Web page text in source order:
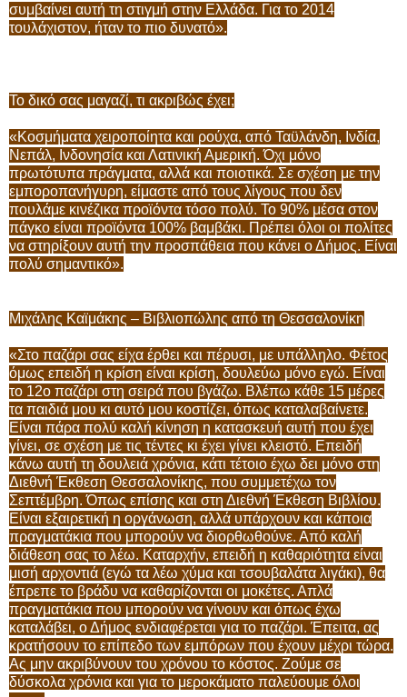
συμβαίνει αυτή τη στιγμή στην Ελλάδα. Για το 2014
τουλάχιστον, ήταν το πιο δυνατό».
Το δικό σας μαγαζί, τι ακριβώς έχει;
«Κοσμήματα χειροποίητα και ρούχα, από Ταϋλάνδη, Ινδία,
Νεπάλ, Ινδονησία και Λατινική Αμερική. Όχι μόνο
πρωτότυπα πράγματα, αλλά και ποιοτικά. Σε σχέση με την
εμποροπανήγυρη, είμαστε από τους λίγους που δεν
πουλάμε κινέζικα προϊόντα τόσο πολύ. Το 90% μέσα στον
πάγκο είναι προϊόντα 100% βαμβάκι. Πρέπει όλοι οι πολίτες
να στηρίξουν αυτή την προσπάθεια που κάνει ο Δήμος. Είναι
πολύ σημαντικό».
Μιχάλης Καϊμάκης – Βιβλιοπώλης από τη Θεσσαλονίκη
«Στο παζάρι σας είχα έρθει και πέρυσι, με υπάλληλο. Φέτος
όμως επειδή η κρίση είναι κρίση, δουλεύω μόνο εγώ. Είναι
το 12ο παζάρι στη σειρά που βγάζω. Βλέπω κάθε 15 μέρες
τα παιδιά μου κι αυτό μου κοστίζει, όπως καταλαβαίνετε.
Είναι πάρα πολύ καλή κίνηση η κατασκευή αυτή που έχει
γίνει, σε σχέση με τις τέντες κι έχει γίνει κλειστό. Επειδή
κάνω αυτή τη δουλειά χρόνια, κάτι τέτοιο έχω δει μόνο στη
Διεθνή Έκθεση Θεσσαλονίκης, που συμμετέχω τον
Σεπτέμβρη. Όπως επίσης και στη Διεθνή Έκθεση Βιβλίου.
Είναι εξαιρετική η οργάνωση, αλλά υπάρχουν και κάποια
πραγματάκια που μπορούν να διορθωθούνε. Από καλή
διάθεση σας το λέω. Καταρχήν, επειδή η καθαριότητα είναι
μισή αρχοντιά (εγώ τα λέω χύμα και τσουβαλάτα λιγάκι), θα
έπρεπε το βράδυ να καθαρίζονται οι μοκέτες. Απλά
πραγματάκια που μπορούν να γίνουν και όπως έχω
καταλάβει, ο Δήμος ενδιαφέρεται για το παζάρι. Έπειτα, ας
κρατήσουν το επίπεδο των εμπόρων που έχουν μέχρι τώρα.
Ας μην ακριβύνουν του χρόνου το κόστος. Ζούμε σε
δύσκολα χρόνια και για το μεροκάματο παλεύουμε όλοι